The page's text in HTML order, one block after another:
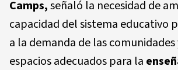
Camps,señaló la necesidad de
capacidad del sistema educativo
a la demanda de las
espacios adecuados para la